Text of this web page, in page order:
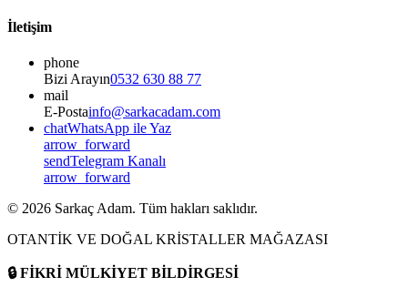
İletişim
phone
Bizi Arayın0532 630 88 77
mail
E-Postainfo@sarkacadam.com
chatWhatsApp ile Yaz
arrow_forward
sendTelegram Kanalı
arrow_forward
© 2026 Sarkaç Adam. Tüm hakları saklıdır.
OTANTİK VE DOĞAL KRİSTALLER MAĞAZASI
🔒FİKRİ MÜLKİYET BİLDİRGESİ